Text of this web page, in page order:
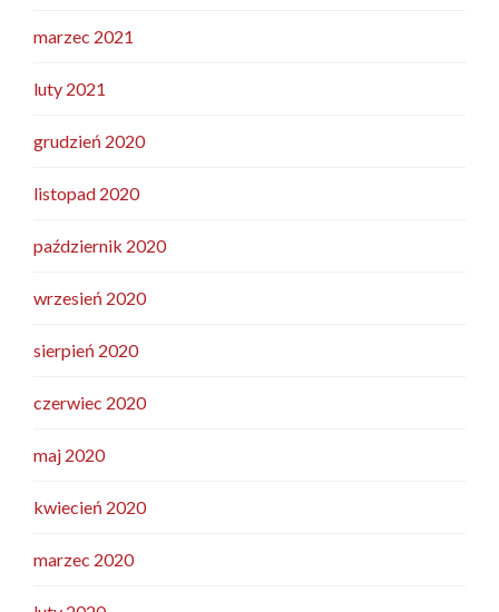
marzec 2021
luty 2021
grudzień 2020
listopad 2020
październik 2020
wrzesień 2020
sierpień 2020
czerwiec 2020
maj 2020
kwiecień 2020
marzec 2020